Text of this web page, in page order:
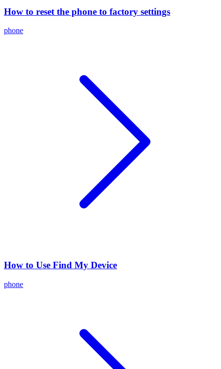
How to reset the phone to factory settings
phone
How to Use Find My Device
phone